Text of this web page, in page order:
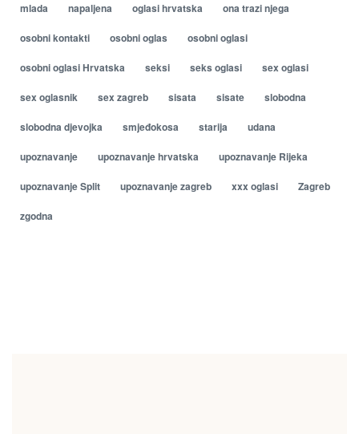
mlada napaljena oglasi hrvatska ona trazi njega
osobni kontakti osobni oglas osobni oglasi
osobni oglasi Hrvatska seksi seks oglasi sex oglasi
sex oglasnik sex zagreb sisata sisate slobodna
slobodna djevojka smjeđokosa starija udana
upoznavanje upoznavanje hrvatska upoznavanje Rijeka
upoznavanje Split upoznavanje zagreb xxx oglasi Zagreb
zgodna